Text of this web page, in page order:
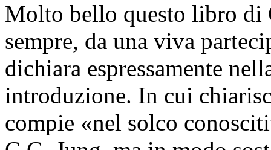
Molto bello questo libro di
sempre, da una viva
dichiara espressamente
introduzione. In cui
compie «nel solco